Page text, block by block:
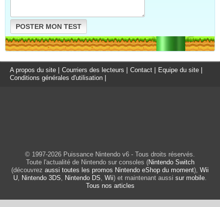
POSTER MON TEST
A propos du site Courriers des lecteurs Contact Equipe du site
Conditions générales d'utilisation
© 1997-2026 Puissance Nintendo v6 - Tous droits réservés.
Toute l'actualité de Nintendo sur consoles (Nintendo Switch
(découvrez aussi toutes les promos Nintendo eShop du moment), Wii
U, Nintendo 3DS, Nintendo DS, Wii) et maintenant aussi sur mobile.
Tous nos articles